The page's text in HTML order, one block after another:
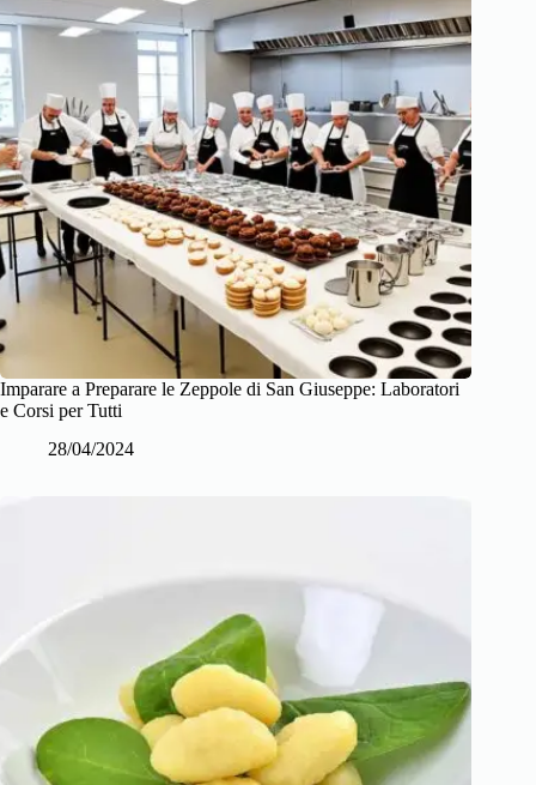
Imparare a Preparare le Zeppole di San Giuseppe: Laboratori
e Corsi per Tutti
28/04/2024